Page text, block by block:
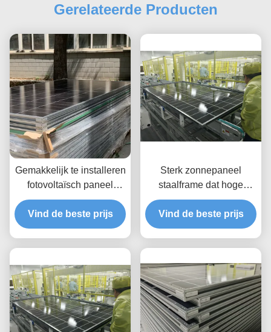
Gerelateerde Producten
Gemakkelijk te installeren
fotovoltaïsch paneel
Stalen frame Op maat
gemaakte ontwerpen
zorgen voor en
zonnepanelen in
verschillende
omgevingen
Vind de beste prijs
Sterk zonnepaneel
staalframe dat hoge
corrosiebestendigheid en
veelzijdige flexibele
eigenschappen
Vind de beste prijs